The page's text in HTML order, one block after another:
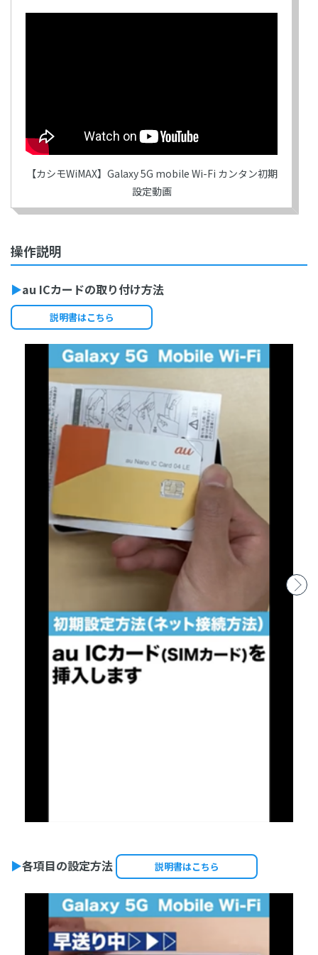
【カシモWiMAX】Galaxy 5G mobile Wi-Fi カンタン初期
設定動画
操作説明
▶au ICカードの取り付け方法
説明書はこちら
▶各項目の設定方法 説明書はこちら